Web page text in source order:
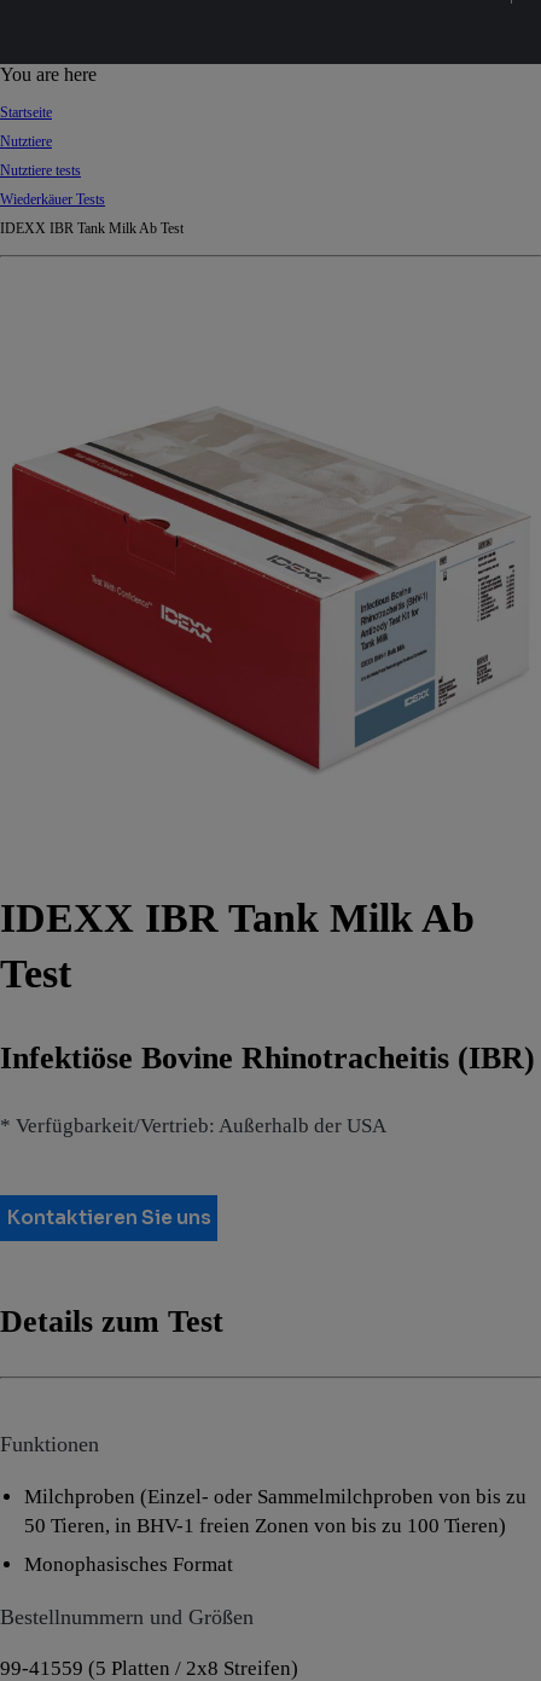
d
You are here
Startseite
Nutztiere
Nutztiere tests
Wiederkäuer Tests
IDEXX IBR Tank Milk Ab Test
IDEXX IBR Tank Milk Ab
Test
Infektiöse Bovine Rhinotracheitis (IBR)
* Verfügbarkeit/Vertrieb: Außerhalb der USA
Kontaktieren Sie uns
Details zum Test
Funktionen
Milchproben (Einzel- oder Sammelmilchproben von bis zu
50 Tieren, in BHV-1 freien Zonen von bis zu 100 Tieren)
Monophasisches Format
Bestellnummern und Größen
99-41559 (5 Platten / 2x8 Streifen)